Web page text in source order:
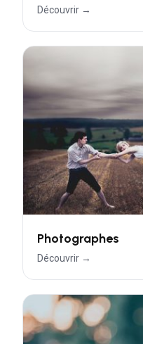
Découvrir →
Photographes
Découvrir →